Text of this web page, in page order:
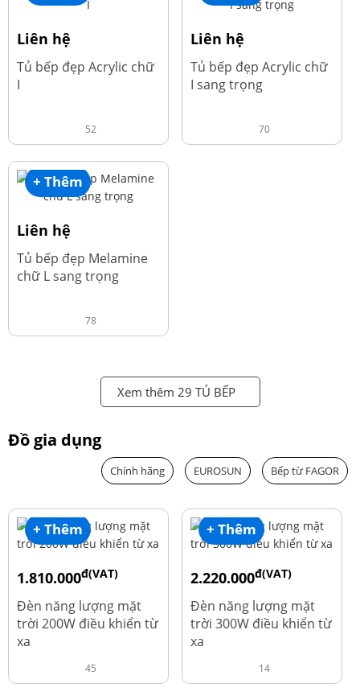
Liên hệ
Tủ bếp đẹp Acrylic chữ
I
52
Liên hệ
Tủ bếp đẹp Acrylic chữ
I sang trọng
70
+ Thêm
Liên hệ
Tủ bếp đẹp Melamine
chữ L sang trọng
78
Xem thêm 29 TỦ BẾP
Đồ gia dụng
Chính hãng EUROSUN Bếp từ FAGOR
+ Thêm
1.810.000đ(VAT)
Đèn năng lượng mặt
trời 200W điều khiển từ
xa
45
+ Thêm
2.220.000đ(VAT)
Đèn năng lượng mặt
trời 300W điều khiển từ
xa
14